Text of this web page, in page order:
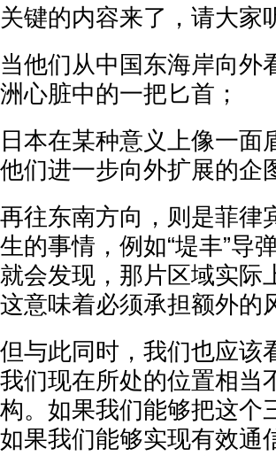
关键的内容来了，请大家
当他们从中国东海岸向外
洲心脏中的一把匕首；
日本在某种意义上像一
他们进一步向外扩展的企
再往东南方向，则是菲律
生的事情，例如“堤丰”导
就会发现，那片区域实际
这意味着必须承担额外的
但与此同时，我们也应该
我们现在所处的位置相当
构。如果我们能够把这个
如果我们能够实现有效通